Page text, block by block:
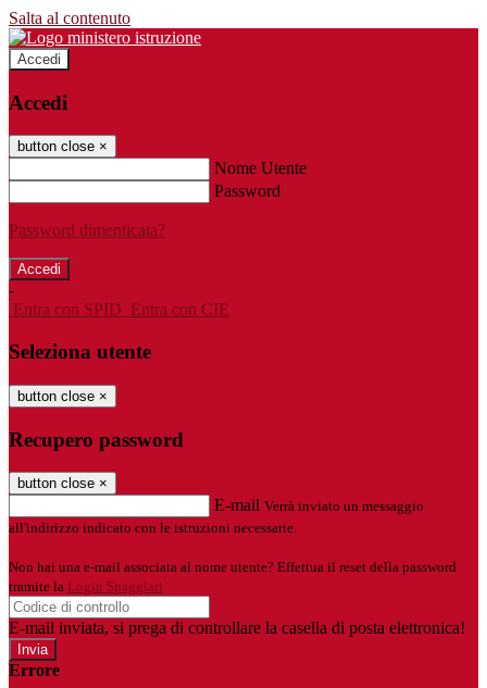
Salta al contenuto
Accedi
Accedi
button close ×
Nome Utente
Password
Password dimenticata?
-
Entra con SPID Entra con CIE
Seleziona utente
button close ×
Recupero password
button close ×
E-mail Verrà inviato un messaggio
all'indirizzo indicato con le istruzioni necessarie.
Non hai una e-mail associata al nome utente? Effettua il reset della password
tramite la Login Spaggiari
E-mail inviata, si prega di controllare la casella di posta elettronica!
Errore